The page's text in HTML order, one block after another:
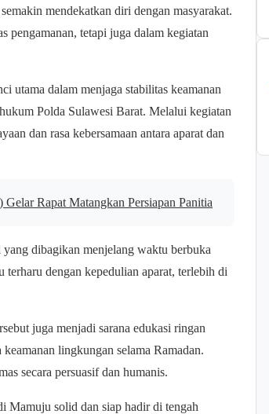
mendekatkan diri dengan masyarakat.
pengamanan, tetapi juga dalam kegiatan
utama dalam menjaga stabilitas keamanan
Polda Sulawesi Barat. Melalui kegiatan
dan rasa kebersamaan antara aparat dan
Rapat Matangkan Persiapan Panitia
dibagikan menjelang waktu berbuka
terharu dengan kepedulian aparat, terlebih di
juga menjadi sarana edukasi ringan
lingkungan selama Ramadan.
secara persuasif dan humanis.
Mamuju solid dan siap hadir di tengah